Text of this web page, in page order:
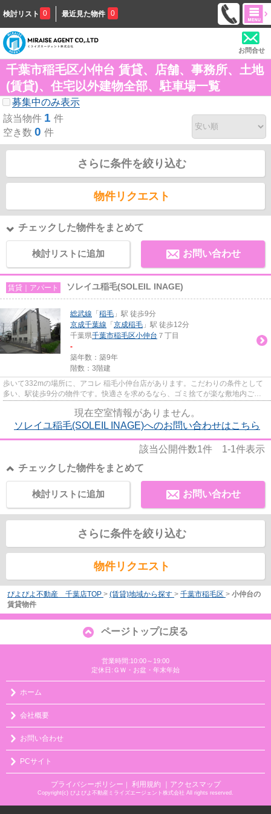
検討リスト 0 最近見た物件 0
お問合せ
千葉市稲毛区小仲台 賃貸、店舗、事務所、土地
(賃貸)、住宅以外建物全部、駐車場一覧
募集中のみ表示
該当物件 1 件
空き数 0 件
さらに条件を絞り込む
物件リクエスト
チェックした物件をまとめて
検討リストに追加 お問い合わせ
賃貸｜アパート ソレイユ稲毛(SOLEIL INAGE)
総武線 「 稲毛 」駅 徒歩9分
京成千葉線 「 京成稲毛 」駅 徒歩12分
千葉県千葉市稲毛区小仲台 ７丁目
-
築年数：築9年
階数：3階建
歩いて332mの場所に、アコレ 稲毛小仲台店があります。こだわりの条件として
多い、駅徒歩9分の物件です。快適さを求めるなら、ゴミ捨てが楽な敷地内ごみ
現在空室情報がありません。
ソレイユ稲毛(SOLEIL INAGE)へのお問い合わせはこちら
該当公開件数1件 1-1件表示
チェックした物件をまとめて
お問い合わせ
検討リストに追加
さらに条件を絞り込む
物件リクエスト
ぴよぴよ不動産 千葉店TOP > (賃貸)地域から探す > 千葉市稲毛区 > 小仲台の
賃貸物件
ページトップに戻る
営業時間:10:00～19:00
定休日:ＧＷ・お盆・年末年始
ホーム
会社概要
お問い合わせ
PCサイト
プライバシーポリシー ｜ 利用規約 ｜アクセスマップ
Copyright(c) ぴよぴよ不動産ミライズエージェント株式会社 All rights reserved.